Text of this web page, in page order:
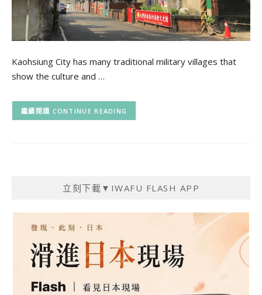
Kaohsiung City has many traditional military villages that
show the culture and …
CONTINUE READING
立刻下載▼IWAFU FLASH APP